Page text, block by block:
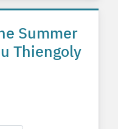
Summer
Thiengoly